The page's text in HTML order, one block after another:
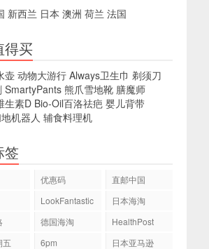
新西兰 日本 澳洲 荷兰 法国
得买
壶 动物大游行 Always卫生巾 剃须刀
SmartyPants 熊爪雪地靴 膳魔师
生素D Bio-Oil百洛祛疤 婴儿背带
机器人 辅食料理机
签
优惠码
直邮中国
LookFantastic
日本海淘
德国海淘
HealthPost
五
6pm
日本亚马逊